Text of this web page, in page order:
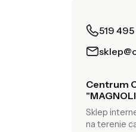
519
Centrum
Sklep
na terenie